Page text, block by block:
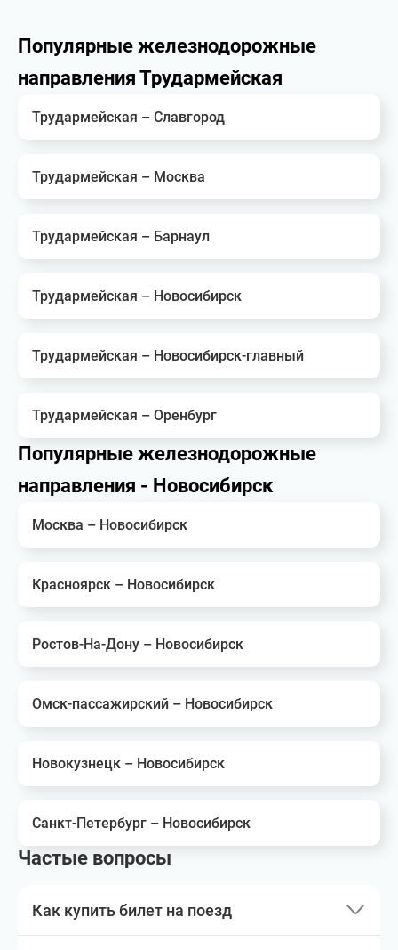
Популярные железнодорожные
направления Трудармейская
Трудармейская – Славгород
Трудармейская – Москва
Трудармейская – Барнаул
Трудармейская – Новосибирск
Трудармейская – Новосибирск-главный
Трудармейская – Оренбург
Популярные железнодорожные
направления - Новосибирск
Москва – Новосибирск
Красноярск – Новосибирск
Ростов-На-Дону – Новосибирск
Омск-пассажирский – Новосибирск
Новокузнецк – Новосибирск
Санкт-Петербург – Новосибирск
Частые вопросы
Как купить билет на поезд